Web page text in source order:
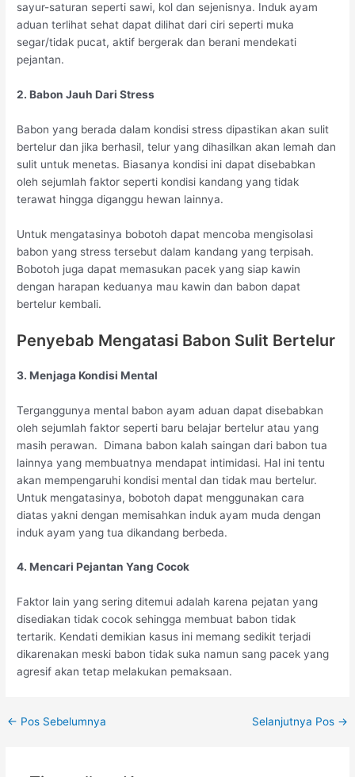
sayur-saturan seperti sawi, kol dan sejenisnya. Induk ayam
aduan terlihat sehat dapat dilihat dari ciri seperti muka
segar/tidak pucat, aktif bergerak dan berani mendekati
pejantan.
2. Babon Jauh Dari Stress
Babon yang berada dalam kondisi stress dipastikan akan sulit
bertelur dan jika berhasil, telur yang dihasilkan akan lemah dan
sulit untuk menetas. Biasanya kondisi ini dapat disebabkan
oleh sejumlah faktor seperti kondisi kandang yang tidak
terawat hingga diganggu hewan lainnya.
Untuk mengatasinya bobotoh dapat mencoba mengisolasi
babon yang stress tersebut dalam kandang yang terpisah.
Bobotoh juga dapat memasukan pacek yang siap kawin
dengan harapan keduanya mau kawin dan babon dapat
bertelur kembali.
Penyebab Mengatasi Babon Sulit Bertelur
3. Menjaga Kondisi Mental
Terganggunya mental babon ayam aduan dapat disebabkan
oleh sejumlah faktor seperti baru belajar bertelur atau yang
masih perawan. Dimana babon kalah saingan dari babon tua
lainnya yang membuatnya mendapat intimidasi. Hal ini tentu
akan mempengaruhi kondisi mental dan tidak mau bertelur.
Untuk mengatasinya, bobotoh dapat menggunakan cara
diatas yakni dengan memisahkan induk ayam muda dengan
induk ayam yang tua dikandang berbeda.
4. Mencari Pejantan Yang Cocok
Faktor lain yang sering ditemui adalah karena pejatan yang
disediakan tidak cocok sehingga membuat babon tidak
tertarik. Kendati demikian kasus ini memang sedikit terjadi
dikarenakan meski babon tidak suka namun sang pacek yang
agresif akan tetap melakukan pemaksaan.
Post
← Pos Sebelumnya Selanjutnya Pos →